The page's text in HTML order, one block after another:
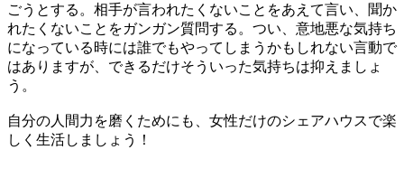
ごうとする。相手が言われたくないことをあえて言い、聞か
れたくないことをガンガン質問する。つい、意地悪な気持ち
になっている時には誰でもやってしまうかもしれない言動で
はありますが、できるだけそういった気持ちは抑えましょ
う。
自分の人間力を磨くためにも、女性だけのシェアハウスで楽
しく生活しましょう！